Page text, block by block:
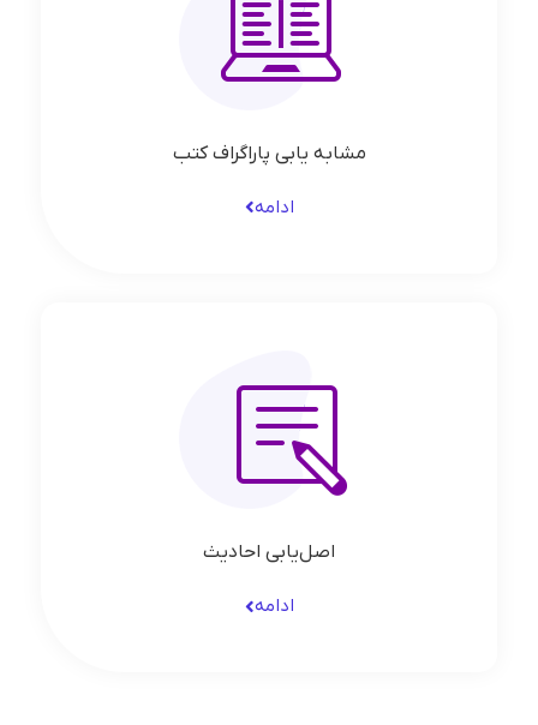
مشابه یابی پاراگراف کتب
ادامه
اصل‌یابی احادیث
ادامه